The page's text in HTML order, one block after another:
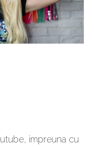
impreuna cu